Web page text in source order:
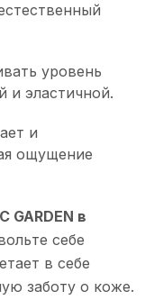
уровень
и эластичной.
и
ощущение
GARDEN в
себе
в себе
заботу о коже.